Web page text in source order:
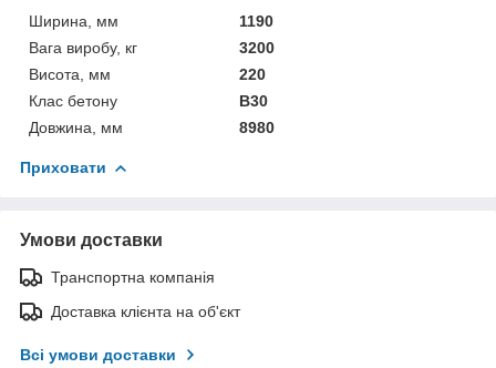
Ширина, мм
1190
Вага виробу, кг
3200
Висота, мм
220
Клас бетону
В30
Довжина, мм
8980
Приховати
Умови доставки
Транспортна компанія
Доставка клієнта на об'єкт
Всі умови доставки